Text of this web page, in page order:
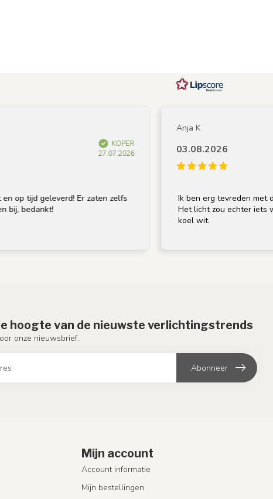
KOPER
27.07.2026
tijd geleverd! Er zaten zelfs
bedankt!
Anja K
03.08.2026
Ik ben erg tevreden met de
Het licht zou echter iets
koel wit.
hoogte van de nieuwste verlichtingstrends
onze nieuwsbrief.
Abonneer
Mijn account
Account informatie
Mijn bestellingen